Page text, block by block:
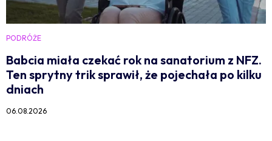
PODRÓŻE
Babcia miała czekać rok na sanatorium z NFZ.
Ten sprytny trik sprawił, że pojechała po kilku
dniach
06.08.2026